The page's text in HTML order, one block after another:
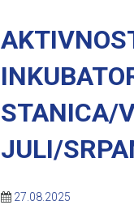
STANICA/
JULI/
27.08.2025